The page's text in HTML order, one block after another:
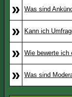
» Was sind
» Kann ich
» Wie bewerte ich
» Was sind